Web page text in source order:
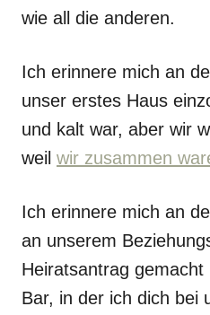
wie all die anderen.
Ich erinnere mich an
unser erstes Haus
und kalt war, aber wir
weil wir zusammen
Ich erinnere mich an
an unserem
Heiratsantrag
Bar, in der ich dich bei